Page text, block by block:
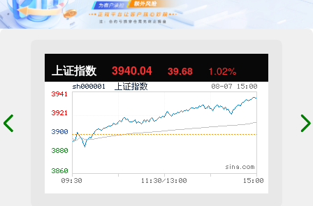
上证指数 3940.04 39.68 1.02%